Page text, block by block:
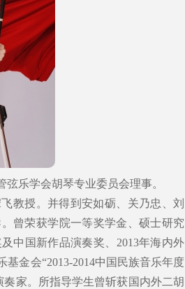
乐学会胡琴专业委员会理事。
教授。并得到安如砺、关乃忠、刘
曾荣获学院一等奖学金、硕士研究
中国新作品演奏奖、2013年海内外
金会“2013-2014中国民族音乐年度
家。所指导学生曾斩获国内外二胡